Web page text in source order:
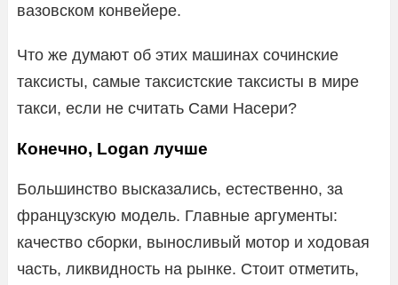
вазовском конвейере.
Что же думают об этих машинах сочинские
таксисты, самые таксистские таксисты в мире
такси, если не считать Сами Насери?
Конечно, Logan лучше
Большинство высказались, естественно, за
французскую модель. Главные аргументы:
качество сборки, выносливый мотор и ходовая
часть, ликвидность на рынке. Стоит отметить,